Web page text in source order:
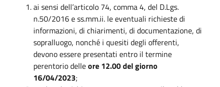
ai sensi dell’articolo 74, comma 4, del D.Lgs.
n.50/2016 e ss.mm.ii. le eventuali richieste di
informazioni, di chiarimenti, di documentazione, di
sopralluogo, nonché i quesiti degli offerenti,
devono essere presentati entro il termine
perentorio delleore 12.00 del giorno
16/04/2023;